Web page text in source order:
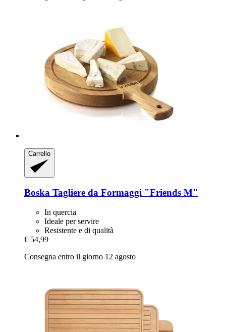
Carrello
Boska Tagliere da Formaggi "Friends M"
In quercia
Ideale per servire
Resistente e di qualità
€ 54,99
Consegna entro il giorno 12 agosto